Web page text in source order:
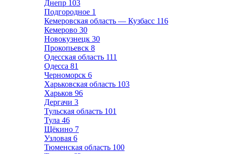
Днепр 103
Подгородное 1
Кемеровская область — Кузбасс 116
Кемерово 30
Новокузнецк 30
Прокопьевск 8
Одесская область 111
Одесса 81
Черноморск 6
Харьковская область 103
Харьков 96
Дергачи 3
Тульская область 101
Тула 46
Щёкино 7
Узловая 6
Тюменская область 100